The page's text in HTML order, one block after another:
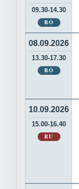
09.30-14.30
RO
08.09.2026
13.30-17.30
RO
10.09.2026
15.00-16.40
RU